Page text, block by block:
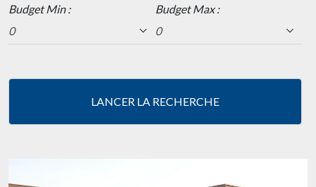
Budget Min : Budget Max :